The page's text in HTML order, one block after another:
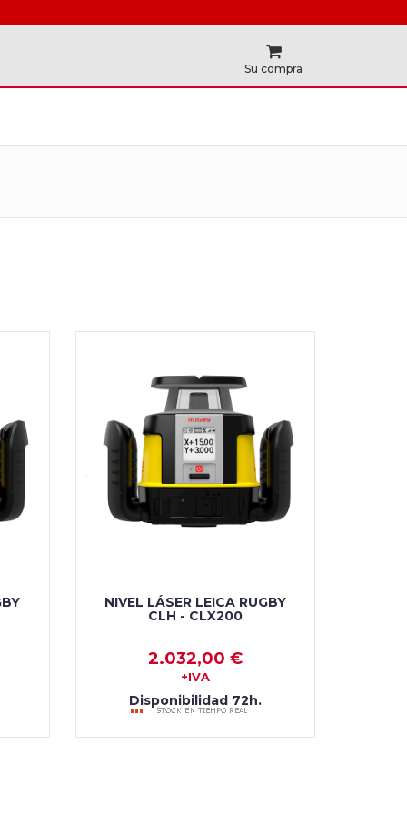
Su compra
NIVEL LÁSER LEICA RUGBY
CLH - CLX200
2.032,00 €
+IVA
Disponibilidad 72h.
AÑADIR AL CARRO